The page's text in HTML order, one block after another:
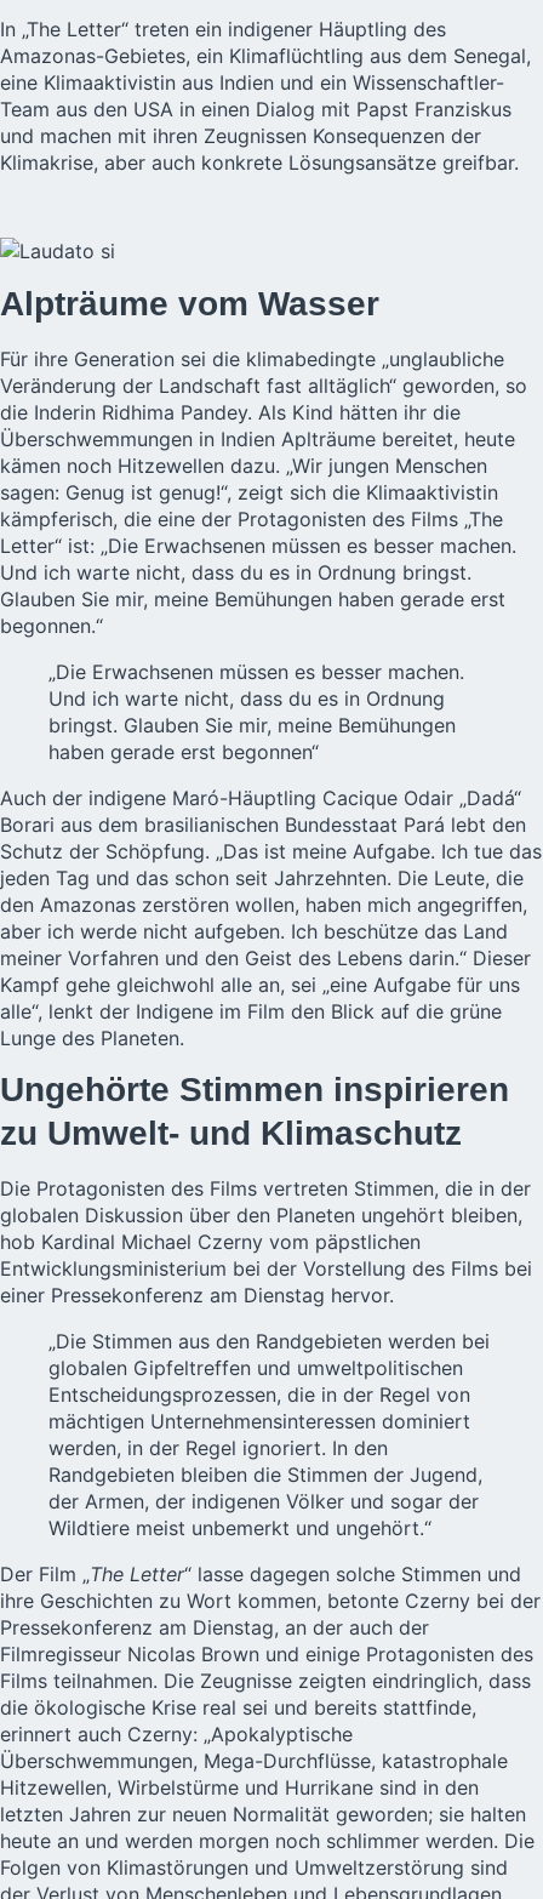
In „The Letter“ treten ein indigener Häuptling des
Amazonas-Gebietes, ein Klimaflüchtling aus dem Senegal,
eine Klimaaktivistin aus Indien und ein Wissenschaftler-
Team aus den USA in einen Dialog mit Papst Franziskus
und machen mit ihren Zeugnissen Konsequenzen der
Klimakrise, aber auch konkrete Lösungsansätze greifbar.
Alpträume vom Wasser
Für ihre Generation sei die klimabedingte „unglaubliche
Veränderung der Landschaft fast alltäglich“ geworden, so
die Inderin Ridhima Pandey. Als Kind hätten ihr die
Überschwemmungen in Indien Aplträume bereitet, heute
kämen noch Hitzewellen dazu. „Wir jungen Menschen
sagen: Genug ist genug!“, zeigt sich die Klimaaktivistin
kämpferisch, die eine der Protagonisten des Films „The
Letter“ ist: „Die Erwachsenen müssen es besser machen.
Und ich warte nicht, dass du es in Ordnung bringst.
Glauben Sie mir, meine Bemühungen haben gerade erst
begonnen.“
„Die Erwachsenen müssen es besser machen.
Und ich warte nicht, dass du es in Ordnung
bringst. Glauben Sie mir, meine Bemühungen
haben gerade erst begonnen“
Auch der indigene Maró-Häuptling Cacique Odair „Dadá“
Borari aus dem brasilianischen Bundesstaat Pará lebt den
Schutz der Schöpfung. „Das ist meine Aufgabe. Ich tue das
jeden Tag und das schon seit Jahrzehnten. Die Leute, die
den Amazonas zerstören wollen, haben mich angegriffen,
aber ich werde nicht aufgeben. Ich beschütze das Land
meiner Vorfahren und den Geist des Lebens darin.“ Dieser
Kampf gehe gleichwohl alle an, sei „eine Aufgabe für uns
alle“, lenkt der Indigene im Film den Blick auf die grüne
Lunge des Planeten.
Ungehörte Stimmen inspirieren
zu Umwelt- und Klimaschutz
Die Protagonisten des Films vertreten Stimmen, die in der
globalen Diskussion über den Planeten ungehört bleiben,
hob Kardinal Michael Czerny vom päpstlichen
Entwicklungsministerium bei der Vorstellung des Films bei
einer Pressekonferenz am Dienstag hervor.
„Die Stimmen aus den Randgebieten werden bei
globalen Gipfeltreffen und umweltpolitischen
Entscheidungsprozessen, die in der Regel von
mächtigen Unternehmensinteressen dominiert
werden, in der Regel ignoriert. In den
Randgebieten bleiben die Stimmen der Jugend,
der Armen, der indigenen Völker und sogar der
Wildtiere meist unbemerkt und ungehört.“
Der Film „The Letter“ lasse dagegen solche Stimmen und
ihre Geschichten zu Wort kommen, betonte Czerny bei der
Pressekonferenz am Dienstag, an der auch der
Filmregisseur Nicolas Brown und einige Protagonisten des
Films teilnahmen. Die Zeugnisse zeigten eindringlich, dass
die ökologische Krise real sei und bereits stattfinde,
erinnert auch Czerny: „Apokalyptische
Überschwemmungen, Mega-Durchflüsse, katastrophale
Hitzewellen, Wirbelstürme und Hurrikane sind in den
letzten Jahren zur neuen Normalität geworden; sie halten
heute an und werden morgen noch schlimmer werden. Die
Folgen von Klimastörungen und Umweltzerstörung sind
der Verlust von Menschenleben und Lebensgrundlagen,